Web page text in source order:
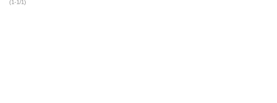
(1-1/1)